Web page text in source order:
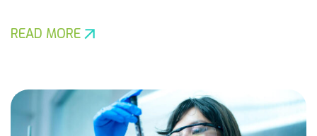
READ MORE